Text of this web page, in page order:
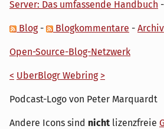
Server: Das umfassende Handbuch -
Blog- Blogkommentare - Archiv
Open-Source-Blog-Netzwerk
< UberBlogr Webring >
Podcast-Logo von Peter Marquardt
Andere Icons sind nicht lizenzfreie